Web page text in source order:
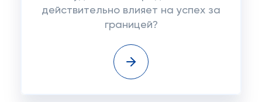
действительно влияет на успех за
границей?